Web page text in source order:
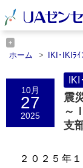
ホーム IKI･IKIﾗｲ
ホーム
岩手
10月
27
2025
震
～
支
２０２５年１